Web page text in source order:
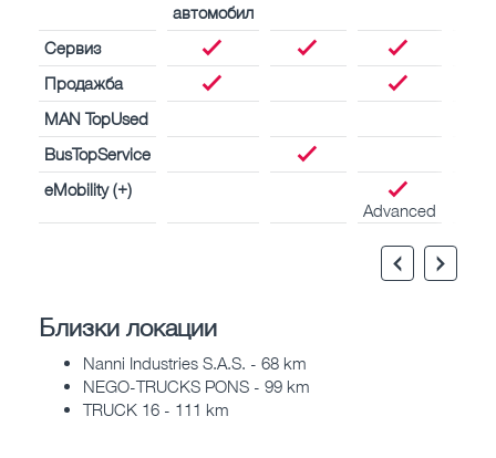
автомобил
Сервиз
Продажба
MAN TopUsed
BusTopService
eMobility (+)
Advanced
Близки локации
Nanni Industries S.A.S. - 68 km
NEGO-TRUCKS PONS - 99 km
TRUCK 16 - 111 km